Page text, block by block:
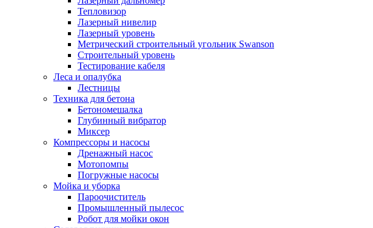
Тепловизор
Лазерный нивелир
Лазерный уровень
Метрический строительный угольник Swanson
Строительный уровень
Тестирование кабеля
Леса и опалубка
Лестницы
Техника для бетона
Бетономешалка
Глубинный вибратор
Миксер
Компрессоры и насосы
Дренажный насос
Мотопомпы
Погружные насосы
Мойка и уборка
Пароочиститель
Промышленный пылесос
Робот для мойки окон